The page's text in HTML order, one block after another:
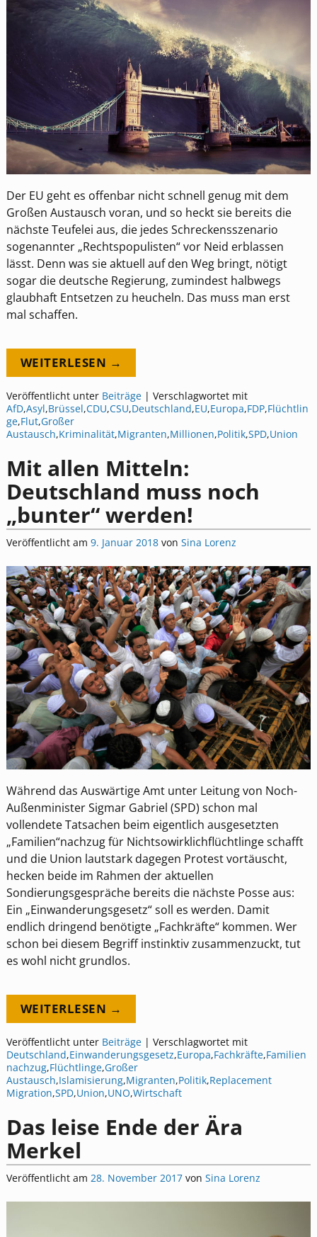
Der EU geht es offenbar nicht schnell genug mit dem
Großen Austausch voran, und so heckt sie bereits die
nächste Teufelei aus, die jedes Schreckensszenario
sogenannter „Rechtspopulisten“ vor Neid erblassen
lässt. Denn was sie aktuell auf den Weg bringt, nötigt
sogar die deutsche Regierung, zumindest halbwegs
glaubhaft Entsetzen zu heucheln. Das muss man erst
mal schaffen.
WEITERLESEN →
Veröffentlicht unter Beiträge| Verschlagwortet mit
AfD,Asyl,Brüssel,CDU,CSU,Deutschland,EU,Europa,FDP,Flüchtlin
ge,Flut,Großer
Austausch,Kriminalität,Migranten,Millionen,Politik,SPD,Union
Mit allen Mitteln:
Deutschland muss noch
„bunter“ werden!
Veröffentlicht am 9. Januar 2018 von Sina Lorenz
Während das Auswärtige Amt unter Leitung von Noch-
Außenminister Sigmar Gabriel (SPD) schon mal
vollendete Tatsachen beim eigentlich ausgesetzten
„Familien“nachzug für Nichtsowirklichflüchtlinge schafft
und die Union lautstark dagegen Protest vortäuscht,
hecken beide im Rahmen der aktuellen
Sondierungsgespräche bereits die nächste Posse aus:
Ein „Einwanderungsgesetz“ soll es werden. Damit
endlich dringend benötigte „Fachkräfte“ kommen. Wer
schon bei diesem Begriff instinktiv zusammenzuckt, tut
es wohl nicht grundlos.
WEITERLESEN →
Veröffentlicht unter Beiträge| Verschlagwortet mit
Deutschland,Einwanderungsgesetz,Europa,Fachkräfte,Familien
nachzug,Flüchtlinge,Großer
Austausch,Islamisierung,Migranten,Politik,Replacement
Migration,SPD,Union,UNO,Wirtschaft
Das leise Ende der Ära
Merkel
Veröffentlicht am 28. November 2017 von Sina Lorenz